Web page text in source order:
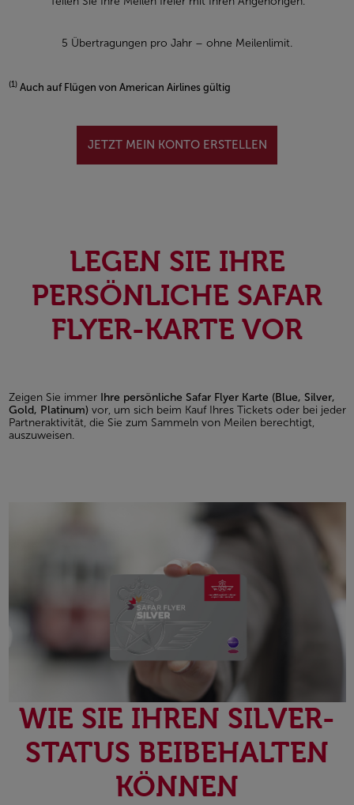
5 Übertragungen pro Jahr – ohne Meilenlimit.
(1)Auch auf Flügen von American Airlines gültig
JETZT MEIN KONTO ERSTELLEN
LEGEN SIE IHRE
PERSÖNLICHE SAFAR
FLYER-KARTE VOR
Zeigen Sie immer Ihre persönliche Safar Flyer Karte (Blue, Silver,
Gold, Platinum) vor, um sich beim Kauf Ihres Tickets oder bei jeder
Partneraktivität, die Sie zum Sammeln von Meilen berechtigt,
auszuweisen.
WIE SIE IHREN SILVER-
STATUS BEIBEHALTEN
KÖNNEN